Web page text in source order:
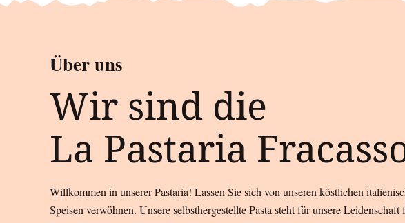
Über uns
Wir sind die
La Pastaria
Willkommen in unserer Pastaria! Lassen Sie sich von unseren köstlichen
Speisen verwöhnen. Unsere selbsthergestellte Pasta steht für unsere Leidenschaft